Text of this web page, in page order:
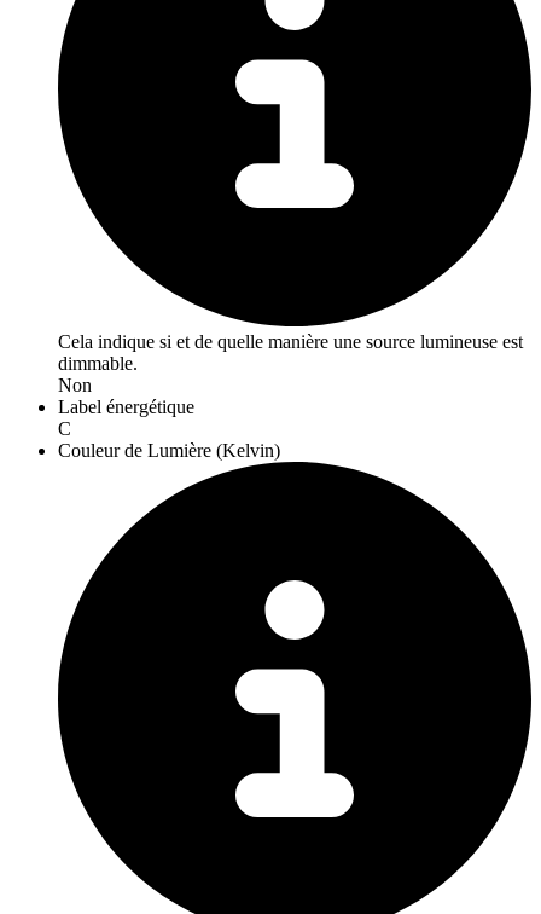
Cela indique si et de quelle manière une source lumineuse est
dimmable.
Non
Label énergétique
C
Couleur de Lumière (Kelvin)